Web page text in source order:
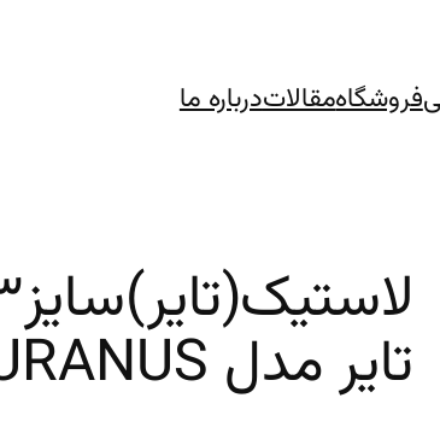
فروشگاهمقالاتدرباره ما
تایر مدل URANUS